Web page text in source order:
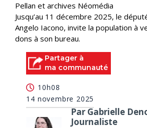
Pellan et archives Néomédia
Jusqu’au 11 décembre 2025, le
Angelo Iacono, invite la population à
dons à son bureau.
Partager à
ma communauté
10h08
14 novembre 2025
Par Gabrielle
Journaliste